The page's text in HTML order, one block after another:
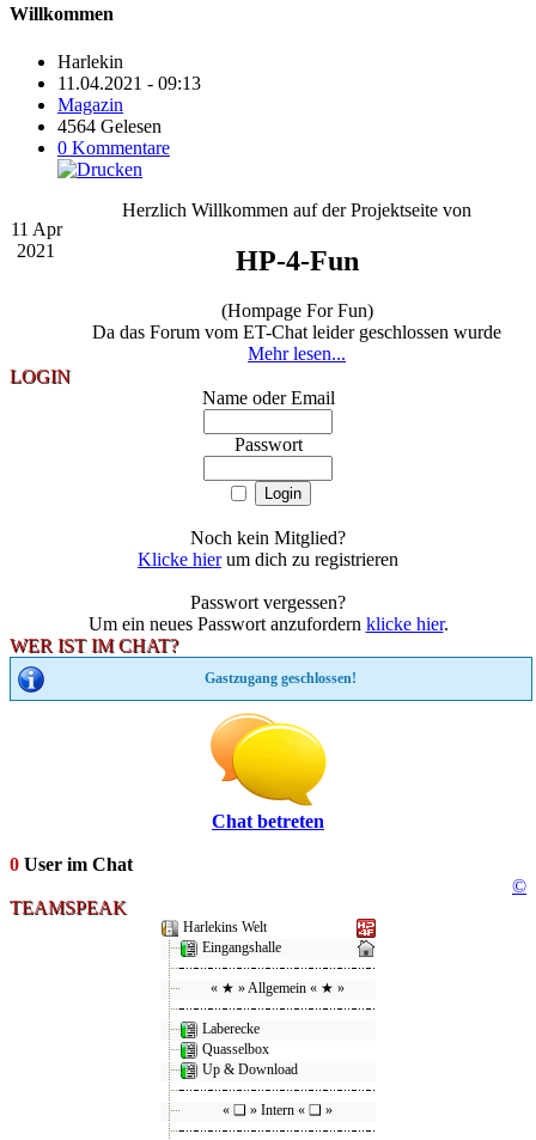
Willkommen
Harlekin
11.04.2021 - 09:13
Magazin
4564 Gelesen
0 Kommentare
11 Apr
2021
Herzlich Willkommen auf der Projektseite von
HP-4-Fun
(Hompage For Fun)
Da das Forum vom ET-Chat leider geschlossen wurde
Mehr lesen...
LOGIN
Name oder Email
Passwort
Noch kein Mitglied?
Klicke hierum dich zu registrieren
Passwort vergessen?
Um ein neues Passwort anzufordern klicke hier.
WER IST IM CHAT?
Gastzugang geschlossen!
Chat betreten
0 User im Chat
©
TEAMSPEAK
Harlekins Welt
Eingangshalle
« ★ » Allgemein « ★ »
Laberecke
Quasselbox
Up & Download
« ❑ » Intern « ❑ »